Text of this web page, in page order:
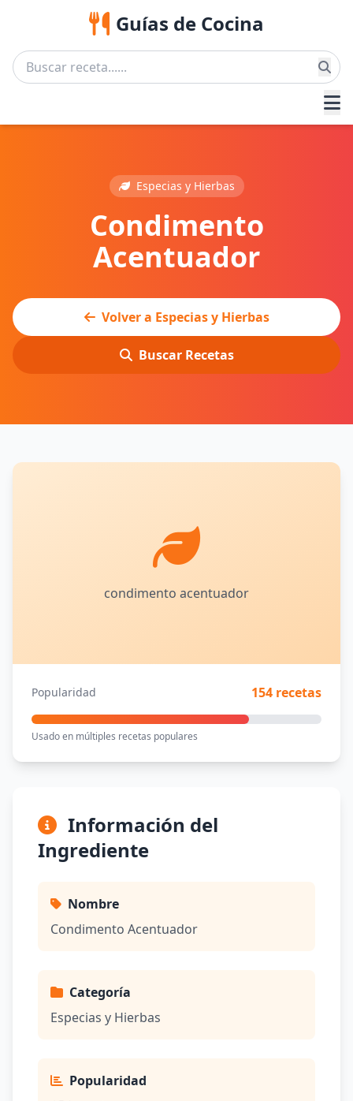
Guías de Cocina
Especias y Hierbas
Condimento
Acentuador
Volver a Especias y Hierbas
Buscar Recetas
condimento acentuador
Popularidad 154 recetas
Usado en múltiples recetas populares
Información del
Ingrediente
Nombre
Condimento Acentuador
Categoría
Especias y Hierbas
Popularidad